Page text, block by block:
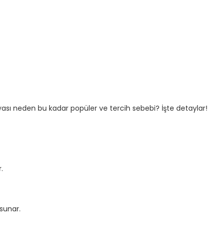
neden bu kadar popüler ve tercih sebebi? İşte detaylar!